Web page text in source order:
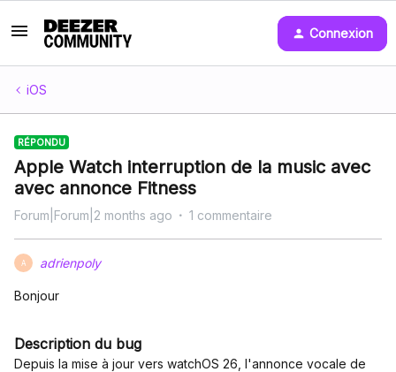
Connexion
iOS
RÉPONDU
Apple Watch interruption de la music avec
avec annonce Fitness
Forum|Forum|2 months ago 1 commentaire
A adrienpoly
Bonjour
Description du bug
Depuis la mise à jour vers watchOS 26, l'annonce vocale de